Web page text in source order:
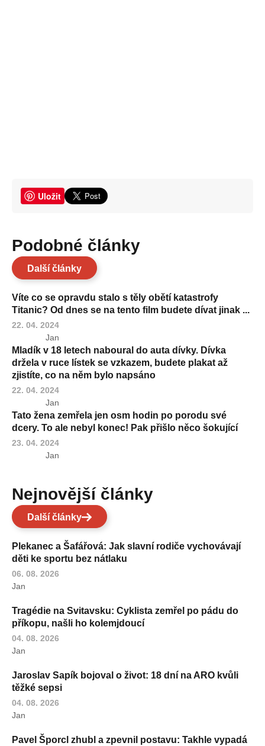
Uložit
Podobné články
Další články
Víte co se opravdu stalo s těly obětí katastrofy
Titanic? Od dnes se na tento film budete dívat jinak ...
22. 04. 2024
Jan
Mladík v 18 letech naboural do auta dívky. Dívka
držela v ruce lístek se vzkazem, budete plakat až
zjistíte, co na něm bylo napsáno
22. 04. 2024
Jan
Tato žena zemřela jen osm hodin po porodu své
dcery. To ale nebyl konec! Pak přišlo něco šokující
23. 04. 2024
Jan
Nejnovější články
Další články
Plekanec a Šafářová: Jak slavní rodiče vychovávají
děti ke sportu bez nátlaku
06. 08. 2026
Jan
Tragédie na Svitavsku: Cyklista zemřel po pádu do
příkopu, našli ho kolemjdoucí
04. 08. 2026
Jan
Jaroslav Sapík bojoval o život: 18 dní na ARO kvůli
těžké sepsi
04. 08. 2026
Jan
Pavel Šporcl zhubl a zpevnil postavu: Takhle vypadá